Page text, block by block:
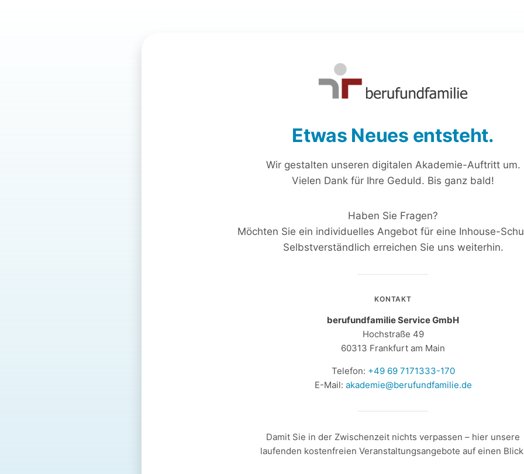
Etwas Neues entsteht.
Wir gestalten unseren digitalen Akademie-Auftritt um.
Vielen Dank für Ihre Geduld. Bis ganz bald!
Haben Sie Fragen?
Möchten Sie ein individuelles Angebot für eine Inhouse-
Selbstverständlich erreichen Sie uns weiterhin.
KONTAKT
berufundfamilie Service GmbH
Hochstraße 49
60313 Frankfurt am Main
Telefon: +49 69 7171333-170
E-Mail: akademie@berufundfamilie.de
Damit Sie in der Zwischenzeit nichts verpassen – hier unsere
laufenden kostenfreien Veranstaltungsangebote auf einen